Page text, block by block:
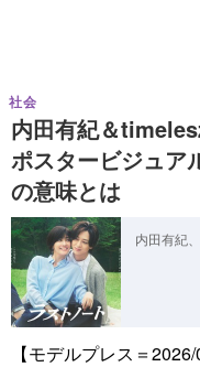
内田有紀＆
ポスタービジュア
の意味とは
社会
内田有紀
【モデルプレス＝